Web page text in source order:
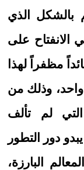
بالشكل الذي
الانفتاح على
مظفراً لهذا
وذلك من
لم تألف
دور التطور
البارزة،